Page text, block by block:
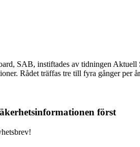
SAB, instiftades av tidningen Aktuell
Rådet träffas tre till fyra gånger per
först